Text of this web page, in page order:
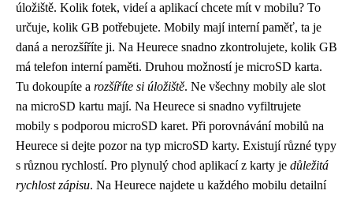
úložiště. Kolik fotek, videí a aplikací chcete mít v mobilu? To
určuje, kolik GB potřebujete. Mobily mají interní paměť, ta je
daná a nerozšíříte ji. Na Heurece snadno zkontrolujete, kolik GB
má telefon interní paměti. Druhou možností je microSD karta.
Tu dokoupíte a rozšíříte si úložiště. Ne všechny mobily ale slot
na microSD kartu mají. Na Heurece si snadno vyfiltrujete
mobily s podporou microSD karet. Při porovnávání mobilů na
Heurece si dejte pozor na typ microSD karty. Existují různé typy
s různou rychlostí. Pro plynulý chod aplikací z karty je důležitá
rychlost zápisu. Na Heurece najdete u každého mobilu detailní